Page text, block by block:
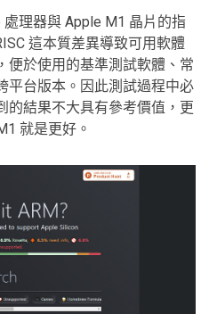
理器與 Apple M1 晶片的指
這本質差異導致可用軟體
便於使用的基準測試軟體、常
平台版本。因此測試過程中必
的結果不大具有參考價值，更
就是更好。